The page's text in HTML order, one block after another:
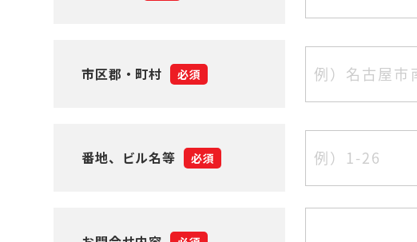
市区郡・町村 必須
番地、ビル名等 必須